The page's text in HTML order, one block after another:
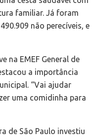
familiar. Já foram
não perecíveis, e
na EMEF General de
a importância
“Vai ajudar
uma comidinha para
de São Paulo investiu